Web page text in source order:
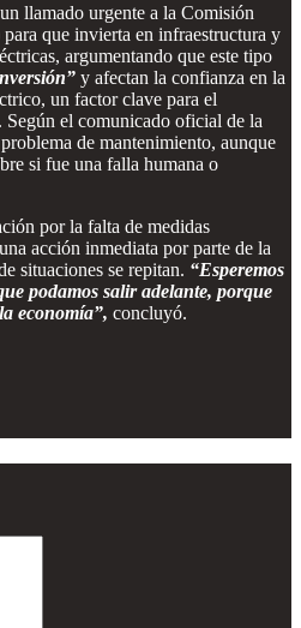
llamado urgente a la Comisión
que invierta en infraestructura y
argumentando que este tipo
y afectan la confianza en la
un factor clave para el
el comunicado oficial de la
de mantenimiento, aunque
si fue una falla humana o
por la falta de medidas
acción inmediata por parte de la
situaciones se repitan. “Esperemos
podamos salir adelante, porque
economía”, concluyó.